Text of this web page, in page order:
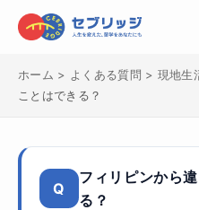
ホーム > よくある質問 > 現地生
ことはできる？
Q
フィリピンから
る？